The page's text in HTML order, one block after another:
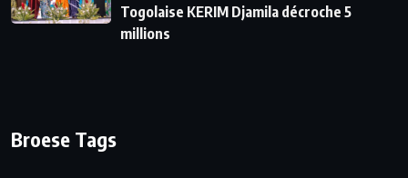
Togolaise KERIM Djamila décroche 5
millions
Broese Tags